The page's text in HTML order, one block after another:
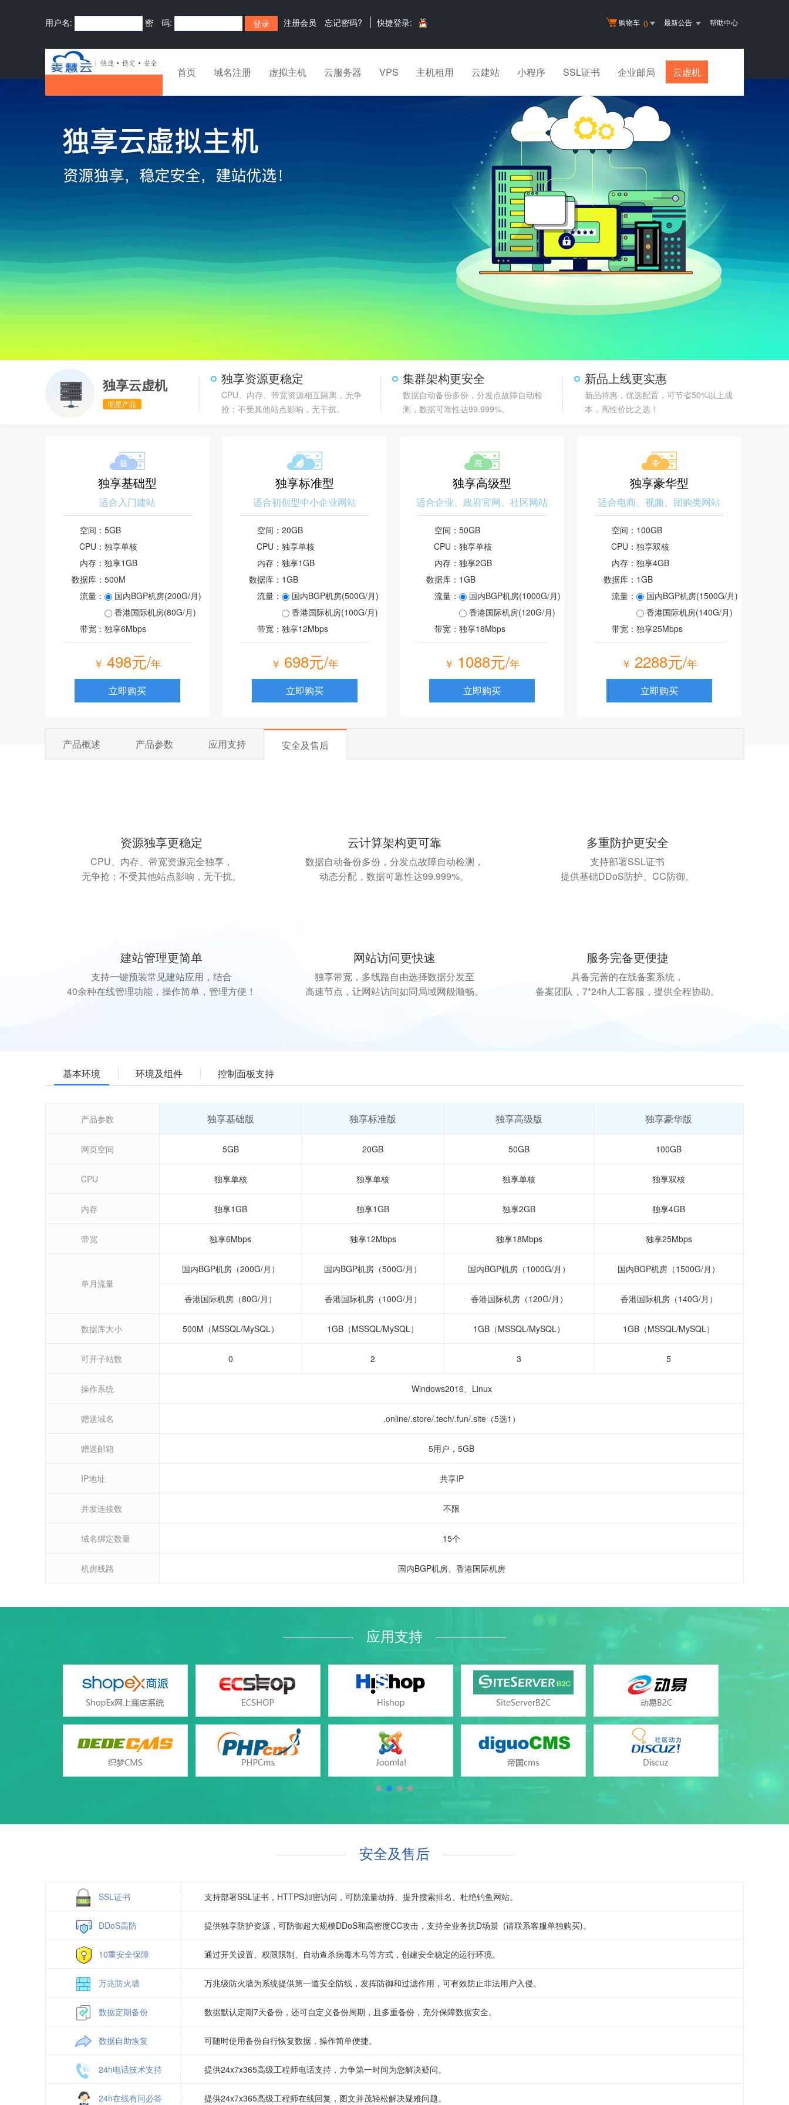
购物车 0 最新公告 帮助中心
用户名: 密 码: 注册会员 忘记密码? 快捷登录:
首页 域名注册 虚拟主机 云服务器 VPS 主机租用 云建站 小程序 SSL证书 企业邮局 云虚机
独享云虚机
明星产品
独享资源更稳定
CPU、内存、带宽资源相互隔离，无争
抢；不受其他站点影响，无干扰。
集群架构更安全
数据自动备份多份，分发点故障自动检
测，数据可靠性达99.999%。
新品上线更实惠
新品特惠，优选配置，可节省50%以上成
本，高性价比之选！
独享基础型
适合入门建站
空间： 5GB
CPU： 独享单核
内存： 独享1GB
数据库： 500M
流量：
国内BGP机房(200G/月)
香港国际机房(80G/月)
带宽： 独享6Mbps
￥ 498元/年
立即购买
独享标准型
适合初创型中小企业网站
空间： 20GB
CPU： 独享单核
内存： 独享1GB
数据库： 1GB
流量：
国内BGP机房(500G/月)
香港国际机房(100G/月)
带宽： 独享12Mbps
￥ 698元/年
立即购买
独享高级型
适合企业、政府官网、社区网站
空间： 50GB
CPU： 独享单核
内存： 独享2GB
数据库： 1GB
流量：
国内BGP机房(1000G/月)
香港国际机房(120G/月)
带宽： 独享18Mbps
￥ 1088元/年
立即购买
独享豪华型
适合电商、视频、团购类网站
空间： 100GB
CPU： 独享双核
内存： 独享4GB
数据库： 1GB
流量：
国内BGP机房(1500G/月)
香港国际机房(140G/月)
带宽： 独享25Mbps
￥ 2288元/年
立即购买
产品概述 产品参数 应用支持 安全及售后
资源独享更稳定
CPU、内存、带宽资源完全独享，
无争抢；不受其他站点影响，无干扰。
云计算架构更可靠
数据自动备份多份，分发点故障自动检测，
动态分配，数据可靠性达99.999%。
多重防护更安全
支持部署SSL证书
提供基础DDoS防护、CC防御。
建站管理更简单
支持一键预装常见建站应用，结合
40余种在线管理功能，操作简单，管理方便！
网站访问更快速
独享带宽，多线路自由选择数据分发至
高速节点，让网站访问如同局域网般顺畅。
服务完备更便捷
具备完善的在线备案系统，
备案团队，7*24h人工客服，提供全程协助。
基本环境 环境及组件 控制面板支持
产品参数 独享基础版 独享标准版 独享高级版 独享豪华版
网页空间 5GB 20GB 50GB 100GB
CPU 独享单核 独享单核 独享单核 独享双核
内存 独享1GB 独享1GB 独享2GB 独享4GB
带宽 独享6Mbps 独享12Mbps 独享18Mbps 独享25Mbps
单月流量
国内BGP机房（200G/月） 国内BGP机房（500G/月） 国内BGP机房（1000G/月） 国内BGP机房（1500G/月）
香港国际机房（80G/月） 香港国际机房（100G/月） 香港国际机房（120G/月） 香港国际机房（140G/月）
数据库大小 500M（MSSQL/MySQL） 1GB（MSSQL/MySQL） 1GB（MSSQL/MySQL） 1GB（MSSQL/MySQL）
可开子站数 0 2 3 5
操作系统 Windows2016、Linux
赠送域名 .online/.store/.tech/.fun/.site（5选1）
赠送邮箱 5用户，5GB
IP地址 共享IP
并发连接数 不限
域名绑定数量 15个
机房线路 国内BGP机房、香港国际机房
SQL Server2000/2005/2008/2012 、MySQL 5.1/5.6/5.7、
MySQL 5.1/5.6/5.7、SQLite（版本3.7.9）
ASP、ASP.NET(版本2.0/3.5/4.0/4.5/4.7)、 HTML、
php（版本5.2/5.3/5.4/5.5/5.6/7.0/7.1/7.2）
PHP（版本5.2/5.3/5.4/5.5/5.6/7.0/7.1/7.2）、
Windows iis7/iis8/iis10 Apache2.4
zend optimizer
Jmail（asp使用） 支持 不支持
支持
错误页面定义
rar在线压缩
免费预装软件
Urlrewrite
访问统计
应用支持
安全及售后
SSL证书 支持部署SSL证书，HTTPS加密访问，可防流量劫持、提升搜索排名、杜绝钓鱼网站。
DDoS高防 提供独享防护资源，可防御超大规模DDoS和高密度CC攻击，支持全业务抗D场景 (请联系客服单独购买)。
10重安全保障 通过开关设置、权限限制、自动查杀病毒木马等方式，创建安全稳定的运行环境。
万兆防火墙 万兆级防火墙为系统提供第一道安全防线，发挥防御和过滤作用，可有效防止非法用户入侵。
数据定期备份 数据默认定期7天备份，还可自定义备份周期，且多重备份，充分保障数据安全。
数据自助恢复 可随时使用备份自行恢复数据，操作简单便捷。
24h电话技术支持 提供24x7x365高级工程师电话支持，力争第一时间为您解决疑问。
24h在线有问必答 提供24x7x365高级工程师在线回复，图文并茂轻松解决疑难问题。